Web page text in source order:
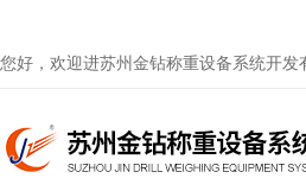
您好，欢迎进苏州金钻称重设备系统开发